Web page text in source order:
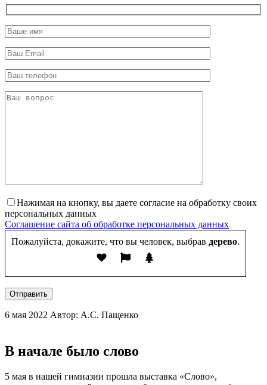
Нажимая на кнопку, вы даете согласие на обработку своих
персональных данных
Соглашение сайта об обработке персональных данных
Пожалуйста, докажите, что вы человек, выбрав дерево.
Отправить
6 мая 2022 Автор: А.С. Пащенко
В начале было слово
5 мая в нашей гимназии прошла выставка «Слово»,